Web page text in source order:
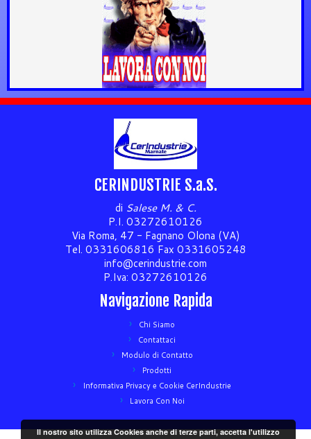
CERINDUSTRIE S.a.S.
di Salese M. & C.
P.I. 03272610126
Via Roma, 47 - Fagnano Olona (VA)
Tel. 0331606816 Fax 0331605248
info@cerindustrie.com
P.Iva: 03272610126
Navigazione Rapida
Chi Siamo
Contattaci
Modulo di Contatto
Prodotti
Informativa Privacy e Cookie CerIndustrie
Lavora Con Noi
Il nostro sito utilizza Cookies anche di terze parti, accetta l'utilizzo